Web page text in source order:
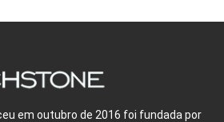
em outubro de 2016 foi fundada por